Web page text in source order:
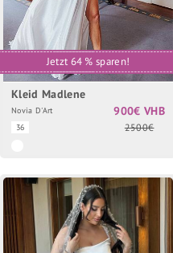
Jetzt 64 % sparen!
Kleid Madlene
Novia D'Art
36
900€ VHB
2500€